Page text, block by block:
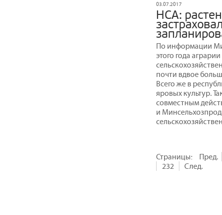
03.07.2017
НСА:
По информации
этого года
почти вдвое
Всего же в
яровых культур.
совместным
и
Страницы:
Пред.
232
След.